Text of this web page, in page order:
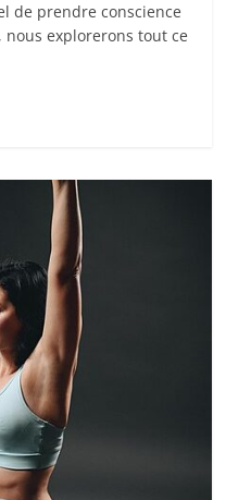
de prendre conscience
explorerons tout ce